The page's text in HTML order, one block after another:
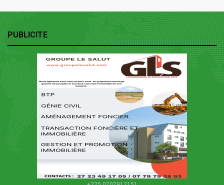
PUBLICITE